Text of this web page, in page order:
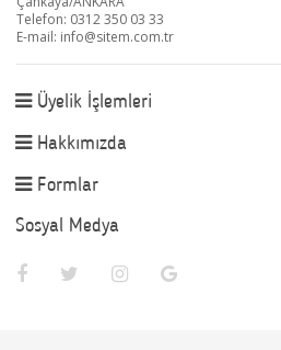
Telefon: 0312 350 03 33
E-mail: info@sitem.com.tr
Üyelik İşlemleri
Hakkımızda
Formlar
Sosyal Medya